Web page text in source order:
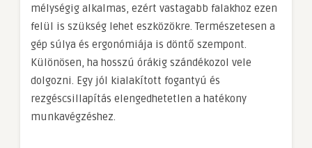
mélységig alkalmas, ezért vastagabb falakhoz ezen
felül is szükség lehet eszközökre. Természetesen a
gép súlya és ergonómiája is döntő szempont.
Különösen, ha hosszú órákig szándékozol vele
dolgozni. Egy jól kialakított fogantyú és
rezgéscsillapítás elengedhetetlen a hatékony
munkavégzéshez.